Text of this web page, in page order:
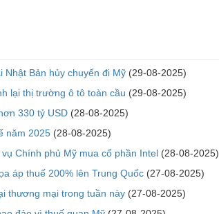
Nhật Bản hủy chuyến đi Mỹ (29-08-2025)
lại thị trường ô tô toàn cầu (29-08-2025)
330 tỷ USD (28-08-2025)
năm 2025 (28-08-2025)
Chính phủ Mỹ mua cổ phần Intel (28-08-2025)
áp thuế 200% lên Trung Quốc (27-08-2025)
thương mại trong tuần này (27-08-2025)